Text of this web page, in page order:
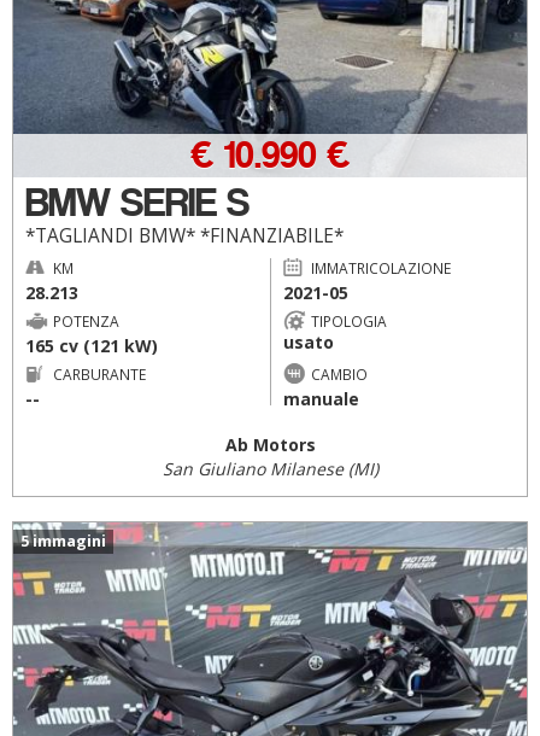
BMW SERIE S
*TAGLIANDI BMW* *FINANZIABILE*
€ 10.990 €
KM
28.213
IMMATRICOLAZIONE
2021-05
POTENZA
165 cv (121 kW)
TIPOLOGIA
usato
CARBURANTE
--
CAMBIO
manuale
Ab Motors
San Giuliano Milanese (MI)
5 immagini